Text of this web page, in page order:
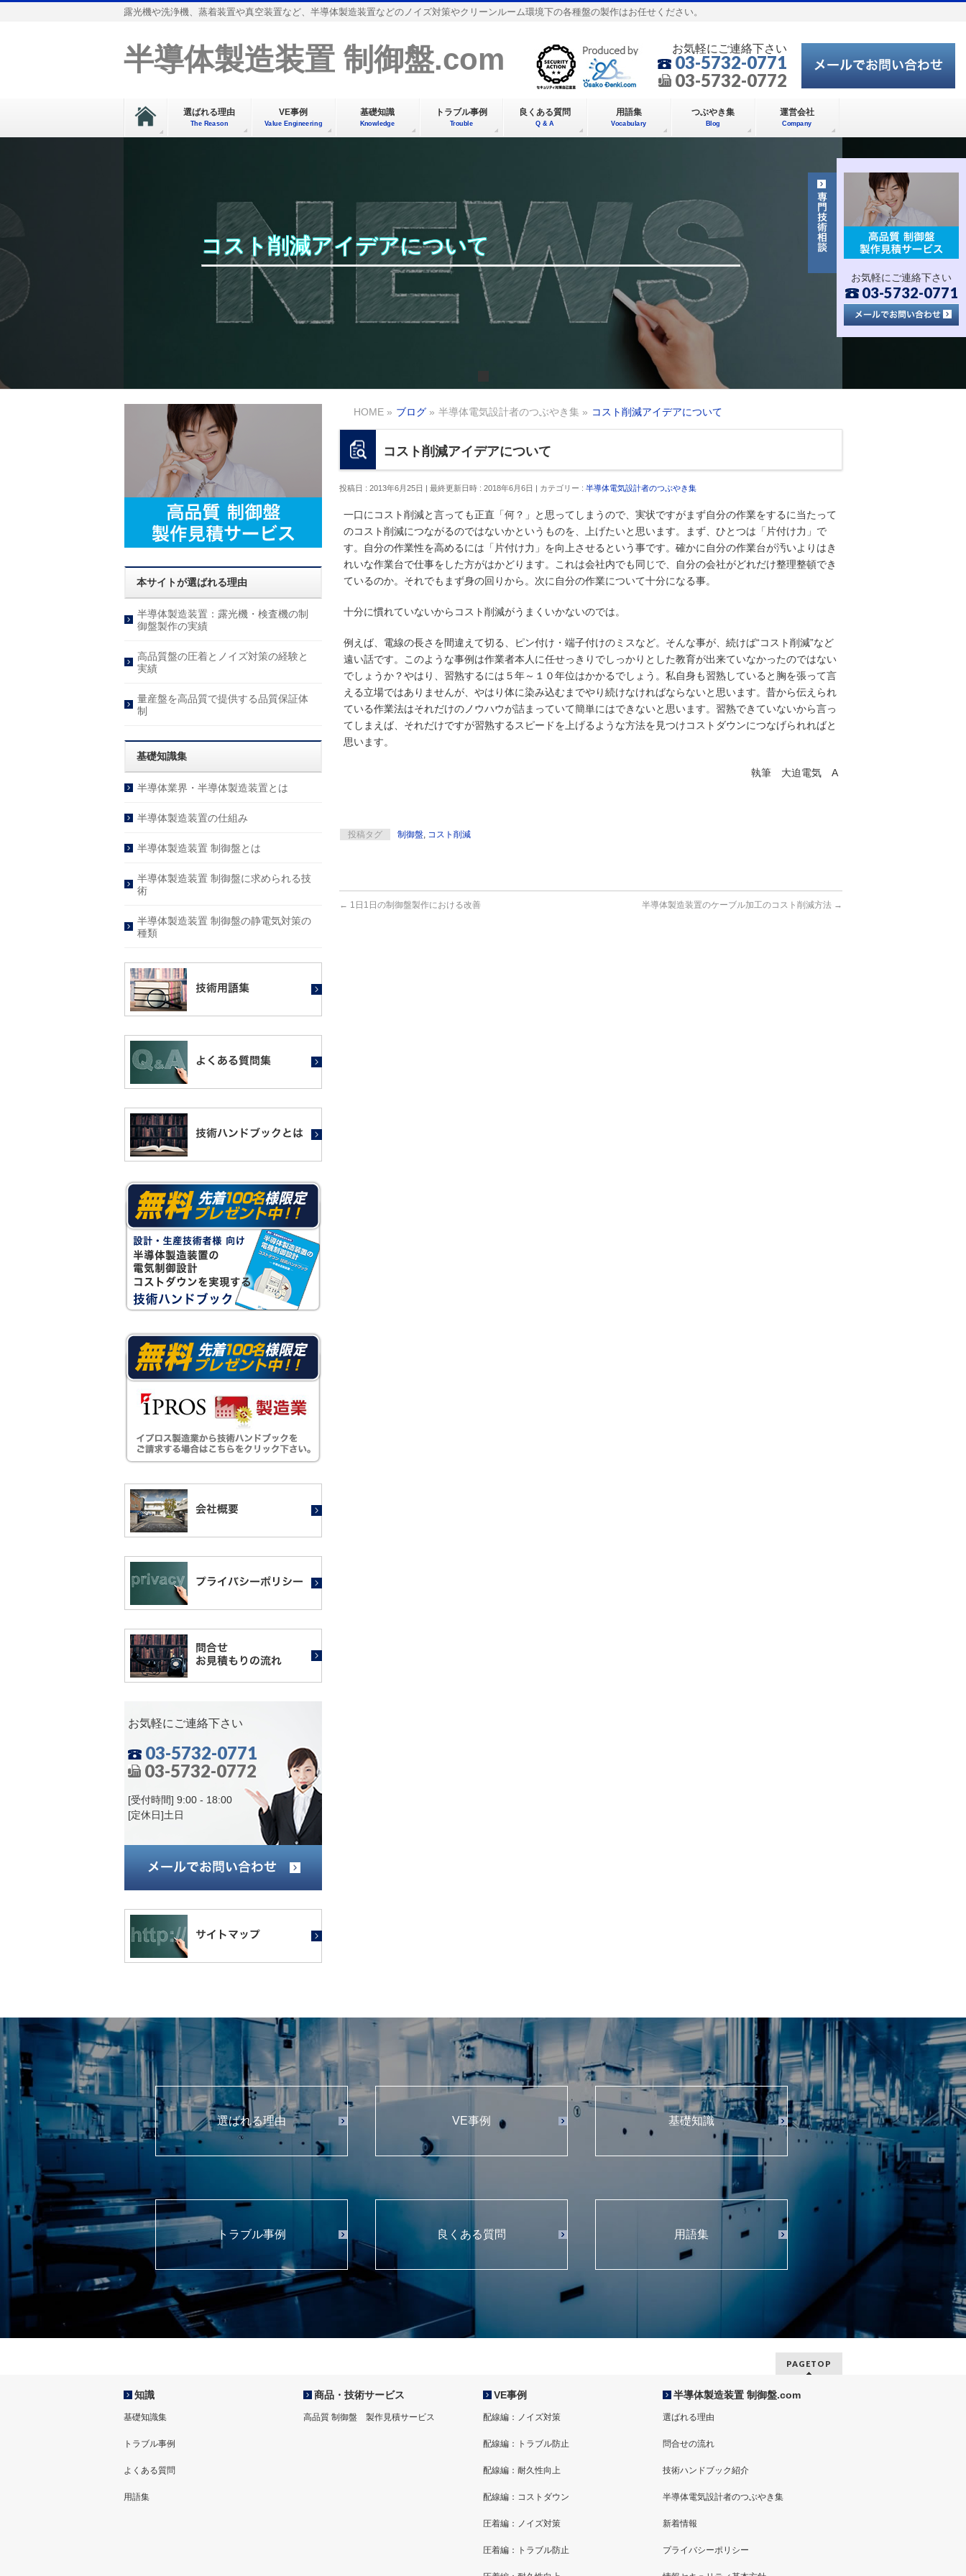
露光機や洗浄機、蒸着装置や真空装置など、半導体製造装置などのノイズ対策やクリーンルーム環境下の各種盤の製作はお任せください。
半導体製造装置 制御盤.com お気軽にご連絡下さい
03-5732-0771
03-5732-0772
選ばれる理由
The Reason
VE事例
Value Engineering
基礎知識
Knowledge
トラブル事例
Trouble
良くある質問
Q & A
用語集
Vocabulary
つぶやき集
Blog
運営会社
Company
コスト削減アイデアについて
HOME » ブログ » 半導体電気設計者のつぶやき集 » コスト削減アイデアについて
コスト削減アイデアについて
投稿日 : 2013年6月25日 最終更新日時 : 2018年6月6日 カテゴリー : 半導体電気設計者のつぶやき集
一口にコスト削減と言っても正直「何？」と思ってしまうので、実状ですがまず自分の作業をするに当たって
のコスト削減につながるのではないかというものを、上げたいと思います。まず、ひとつは「片付け力」で
す。自分の作業性を高めるには「片付け力」を向上させるという事です。確かに自分の作業台が汚いよりはき
れいな作業台で仕事をした方がはかどります。これは会社内でも同じで、自分の会社がどれだけ整理整頓でき
ているのか。それでもまず身の回りから。次に自分の作業について十分になる事。
十分に慣れていないからコスト削減がうまくいかないのでは。
例えば、電線の長さを間違えて切る、ピン付け・端子付けのミスなど。そんな事が、続けば“コスト削減”など
遠い話です。このような事例は作業者本人に任せっきりでしっかりとした教育が出来ていなかったのではない
でしょうか？やはり、習熟するには５年～１０年位はかかるでしょう。私自身も習熟していると胸を張って言
える立場ではありませんが、やはり体に染み込むまでやり続けなければならないと思います。昔から伝えられ
ている作業法はそれだけのノウハウが詰まっていて簡単にはできないと思います。習熟できていないから言っ
てしまえば、それだけですが習熟するスピードを上げるような方法を見つけコストダウンにつなげられればと
思います。
執筆 大迫電気 A
投稿タグ 制御盤, コスト削減
← 1日1日の制御盤製作における改善 半導体製造装置のケーブル加工のコスト削減方法 →
本サイトが選ばれる理由
半導体製造装置：露光機・検査機の制
御盤製作の実績
高品質盤の圧着とノイズ対策の経験と
実績
量産盤を高品質で提供する品質保証体
制
基礎知識集
半導体業界・半導体製造装置とは
半導体製造装置の仕組み
半導体製造装置 制御盤とは
半導体製造装置 制御盤に求められる技
術
半導体製造装置 制御盤の静電気対策の
種類
お気軽にご連絡下さい
03-5732-0771
03-5732-0772
[受付時間] 9:00 - 18:00
[定休日]土日
選ばれる理由 VE事例 基礎知識
トラブル事例 良くある質問 用語集
PAGETOP
知識
基礎知識集
トラブル事例
よくある質問
用語集
商品・技術サービス
高品質 制御盤 製作見積サービス
VE事例
配線編：ノイズ対策
配線編：トラブル防止
配線編：耐久性向上
配線編：コストダウン
圧着編：ノイズ対策
圧着編：トラブル防止
半導体製造装置 制御盤.com
選ばれる理由
問合せの流れ
技術ハンドブック紹介
半導体電気設計者のつぶやき集
新着情報
プライバシーポリシー
お気軽にご連絡下さい
03-5732-0771